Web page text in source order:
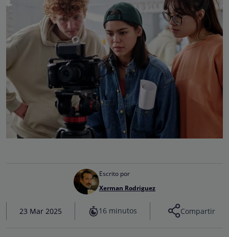
Escrito por
Xerman Rodriguez
23 Mar 2025 16 minutos Compartir